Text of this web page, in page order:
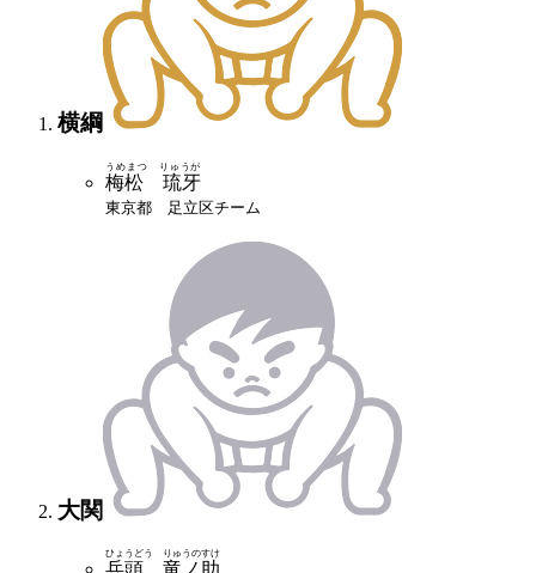
横綱
梅松 琉牙
うめまつ りゅうが
東京都 足立区チーム
大関
ひょうどう りゅうのすけ